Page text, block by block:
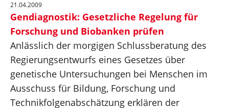
21.04.2009
Gendiagnostik: Gesetzliche Regelung für
Forschung und Biobanken prüfen
Anlässlich der morgigen Schlussberatung des
Regierungsentwurfs eines Gesetzes über
genetische Untersuchungen bei Menschen im
Ausschuss für Bildung, Forschung und
Technikfolgenabschätzung erklären der